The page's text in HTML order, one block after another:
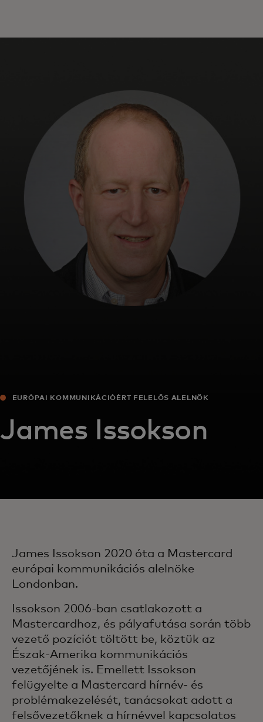
Innovátoroknak
Hírek és trendek
EURÓPAI KOMMUNIKÁCIÓÉRT FELELŐS ALELNÖK
James Issokson
James Issokson 2020 óta a Mastercard
európai kommunikációs alelnöke
Londonban.
Issokson 2006-ban csatlakozott a
Mastercardhoz, és pályafutása során több
vezető pozíciót töltött be, köztük az
Észak-Amerika kommunikációs
vezetőjének is. Emellett Issokson
felügyelte a Mastercard hírnév- és
problémakezelését, tanácsokat adott a
felsővezetőknek a hírnévvel kapcsolatos